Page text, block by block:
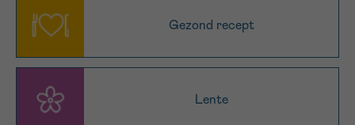
Gezond recept
Lente
MIJN VRAAG
Ja, stuur mij de nieuwsbrief